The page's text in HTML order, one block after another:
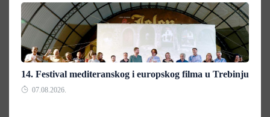
14. Festival mediteranskog i europskog filma u Trebinju
07.08.2026.